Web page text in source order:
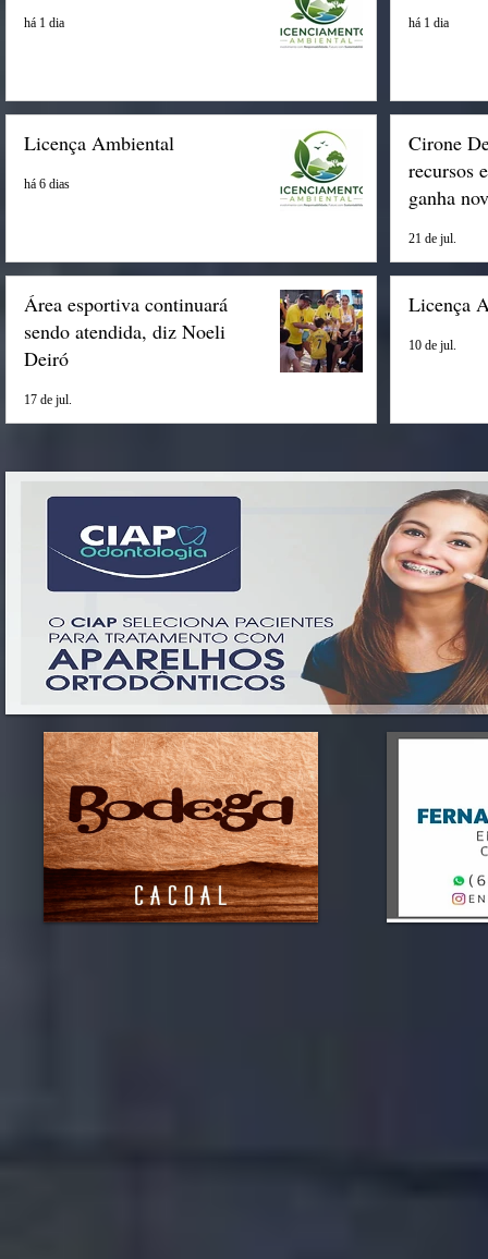
há 1 dia há 1 dia
Licença Ambiental
há 6 dias
Cirone
recursos
ganha
21 de jul.
Área esportiva continuará
sendo atendida, diz Noeli
Deiró
17 de jul.
Licença
10 de jul.